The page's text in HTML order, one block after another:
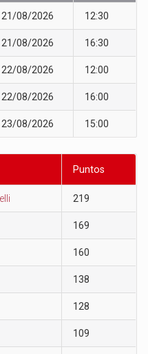
21/08/2026 12:30
21/08/2026 16:30
22/08/2026 12:00
22/08/2026 16:00
23/08/2026 15:00
Puntos
219
169
160
138
128
109